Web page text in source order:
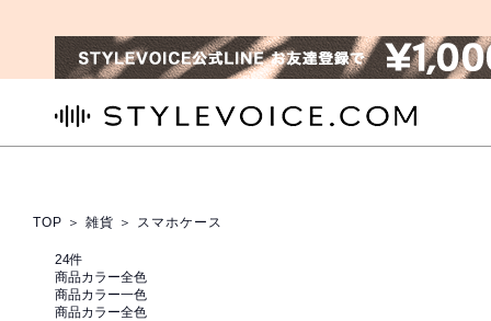
TOP ＞ 雑貨 ＞ スマホケース
24件
商品カラー全色
商品カラー一色
商品カラー全色